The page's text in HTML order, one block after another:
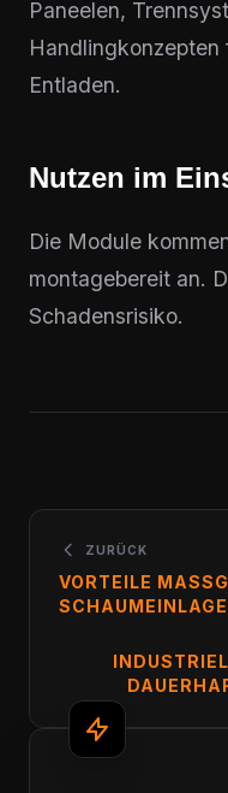
Paneelen,
Entladen.
Nutzen im
Die Module
montagebereit an.
Schadensrisiko.
ZURÜCK
VORTEILE